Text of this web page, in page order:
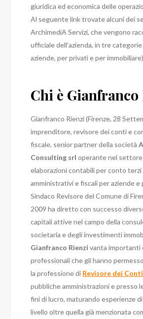
giuridica ed economica delle
Al seguente link trovate alcuni dei
ArchimediA Servizi, che vengono
ufficiale dell’azienda, in tre
aziende, per privati e per
Chi è Gianfranco
Gianfranco Rienzi (Firenze, 28
imprenditore, revisore dei conti e
fiscale, senior partner della società
Consulting srl operante nel
elaborazioni contabili per conto terzi
amministrativi e fiscali per aziende e
Sindaco Revisore del Comune di
2009 ha diretto con successo
capitali attive nel campo della
societaria e degli investimenti
Gianfranco Rienzi vanta importanti
professionali che gli hanno
la professione di Revisore dei Conti
pubbliche amministrazioni e presso
fini di lucro, maturando esperienze
livello oltre quella già menzionata